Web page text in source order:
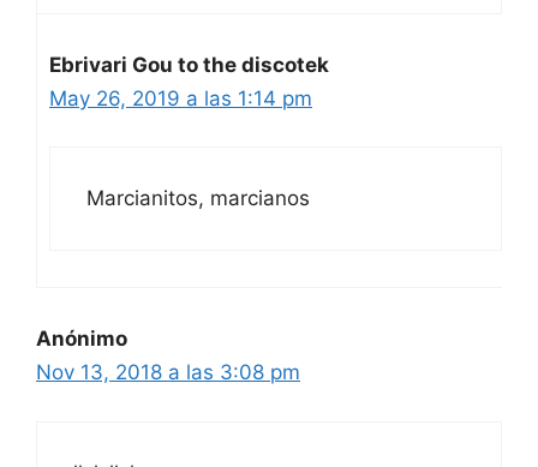
Ebrivari Gou to the discotek
May 26, 2019 a las 1:14 pm
Marcianitos, marcianos
Anónimo
Nov 13, 2018 a las 3:08 pm